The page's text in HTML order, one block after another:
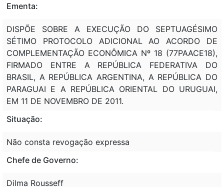
Ementa:
DISPÕE SOBRE A EXECUÇÃO DO SEPTUAGÉSIMO
SÉTIMO PROTOCOLO ADICIONAL AO ACORDO DE
COMPLEMENTAÇÃO ECONÔMICA Nº 18 (77PAACE18),
FIRMADO ENTRE A REPÚBLICA FEDERATIVA DO
BRASIL, A REPÚBLICA ARGENTINA, A REPÚBLICA DO
PARAGUAI E A REPÚBLICA ORIENTAL DO URUGUAI,
EM 11 DE NOVEMBRO DE 2011.
Situação:
Não consta revogação expressa
Chefe de Governo:
Dilma Rousseff